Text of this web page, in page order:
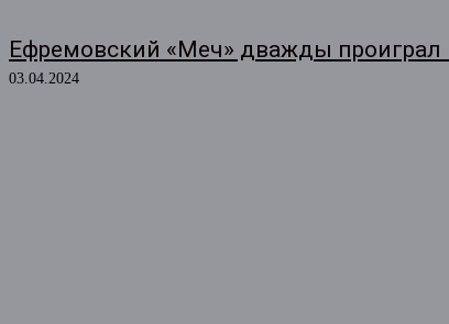
Ефремовский «Меч» дважды проиграл
03.04.2024